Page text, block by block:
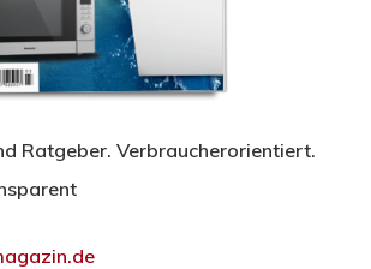
Ratgeber. Verbraucherorientiert.